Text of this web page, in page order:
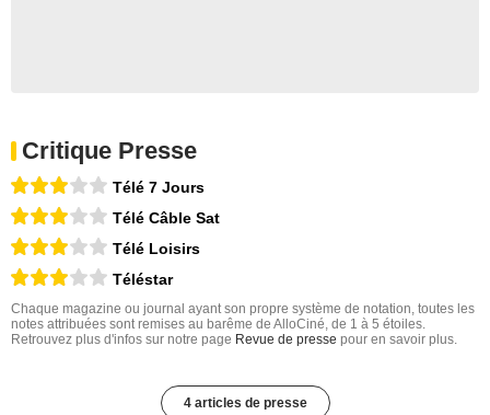
Critique Presse
Télé 7 Jours
Télé Câble Sat
Télé Loisirs
Téléstar
Chaque magazine ou journal ayant son propre système de notation, toutes les
notes attribuées sont remises au barême de AlloCiné, de 1 à 5 étoiles.
Retrouvez plus d'infos sur notre page Revue de presse pour en savoir plus.
4 articles de presse